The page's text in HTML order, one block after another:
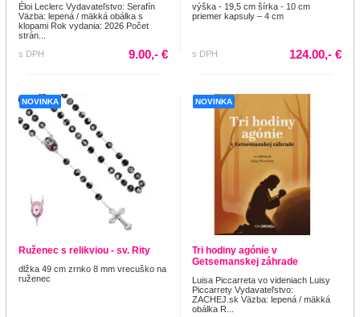
Éloi Leclerc Vydavateľstvo: Serafín
Väzba: lepená / mäkká obálka s
klopami Rok vydania: 2026 Počet
strán...
s DPH
9.00,- €
výška - 19,5 cm šírka - 10 cm
priemer kapsuly – 4 cm
s DPH 124.00,- €
NOVINKA
Ruženec s relikviou - sv. Rity
dlžka 49 cm zrnko 8 mm vrecuško na
ruženec
NOVINKA
Tri hodiny agónie v
Getsemanskej záhrade
Luisa Piccarreta vo videniach Luisy
Piccarrety Vydavateľstvo:
ZACHEJ.sk Väzba: lepená / mäkká
obálka R...